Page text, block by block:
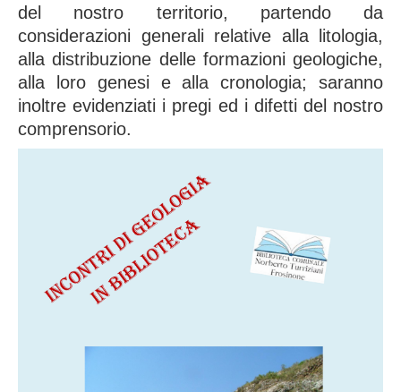
del nostro territorio, partendo da
considerazioni generali relative alla litologia,
alla distribuzione delle formazioni geologiche,
alla loro genesi e alla cronologia; saranno
inoltre evidenziati i pregi ed i difetti del nostro
comprensorio.